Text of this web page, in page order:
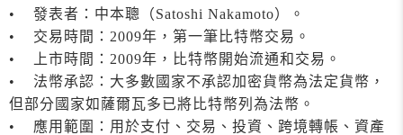
• 發表者：中本聰（Satoshi Nakamoto）。
• 交易時間：2009年，第一筆比特幣交易。
• 上市時間：2009年，比特幣開始流通和交易。
• 法幣承認：大多數國家不承認加密貨幣為法定貨幣，
但部分國家如薩爾瓦多已將比特幣列為法幣。
• 應用範圍：用於支付、交易、投資、跨境轉帳、資產